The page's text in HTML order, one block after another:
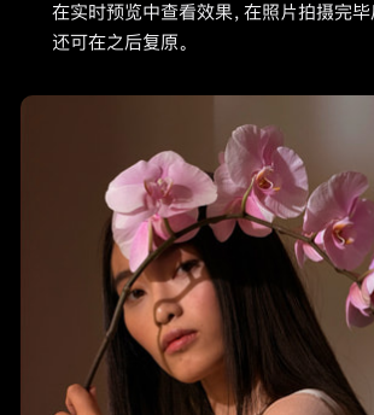
在实时预览中查看效果，在照片拍摄完毕
还可在之后复原。